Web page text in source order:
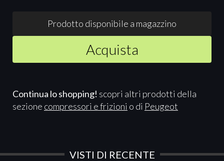
Prodotto disponibile a magazzino
Acquista
Continua lo shopping! scopri altri prodotti della
sezione compressori e frizioni o di Peugeot
VISTI DI RECENTE